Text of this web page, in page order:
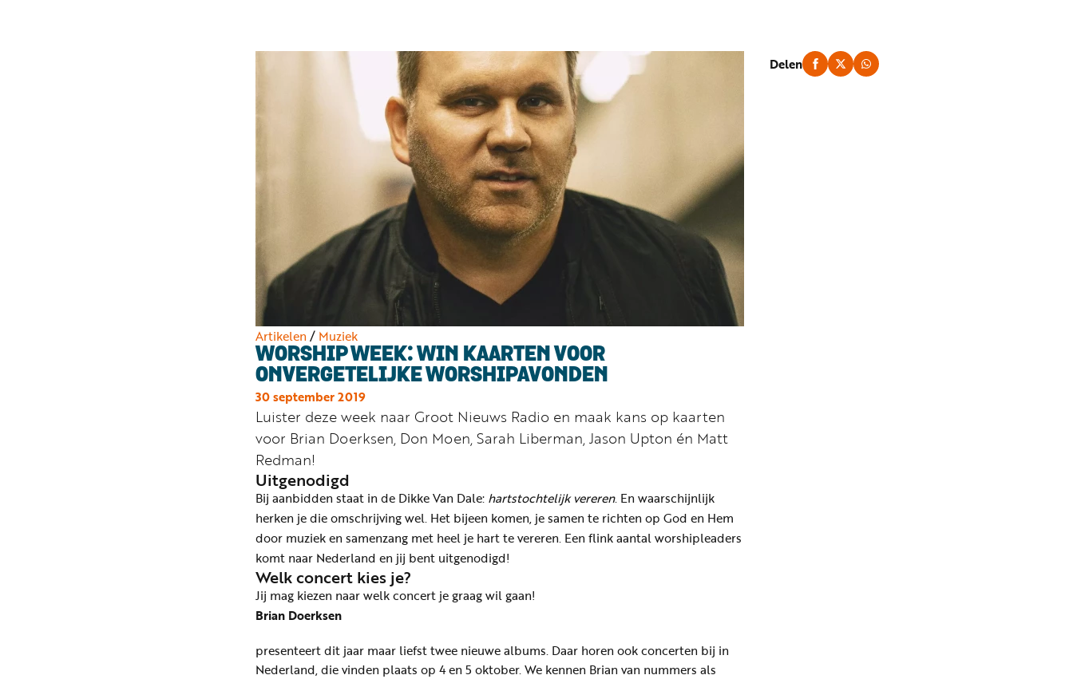
Artikelen/ Muziek
WORSHIP WEEK: WIN KAARTEN VOOR
ONVERGETELIJKE WORSHIPAVONDEN
30 september 2019
Luister deze week naar Groot Nieuws Radio en maak kans op kaarten
voor Brian Doerksen, Don Moen, Sarah Liberman, Jason Upton én Matt
Redman!
Uitgenodigd
Bij aanbidden staat in de Dikke Van Dale: hartstochtelijk vereren. En waarschijnlijk
herken je die omschrijving wel. Het bijeen komen, je samen te richten op God en Hem
door muziek en samenzang met heel je hart te vereren. Een flink aantal worshipleaders
komt naar Nederland en jij bent uitgenodigd!
Welk concert kies je?
Jij mag kiezen naar welk concert je graag wil gaan!
Brian Doerksen
presenteert dit jaar maar liefst twee nieuwe albums. Daar horen ook concerten bij in
Nederland, die vinden plaats op 4 en 5 oktober. We kennen Brian van nummers als
Delen